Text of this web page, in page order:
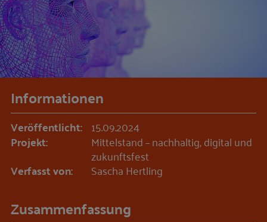
Informationen
Veröffentlicht: 15.09.2024
Projekt: Mittelstand – nachhaltig, digital und
zukunftsfest
Verfasst von: Sascha Hertling
Zusammenfassung